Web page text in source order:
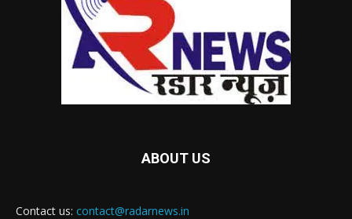
ABOUT US
Contact us: contact@radarnews.in